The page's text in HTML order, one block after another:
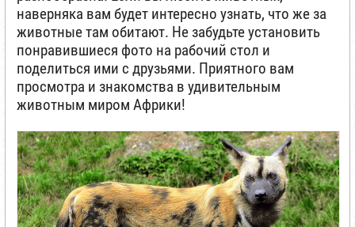
наверняка вам будет интересно узнать, что же за
животные там обитают. Не забудьте установить
понравившиеся фото на рабочий стол и
поделиться ими с друзьями. Приятного вам
просмотра и знакомства в удивительным
животным миром Африки!